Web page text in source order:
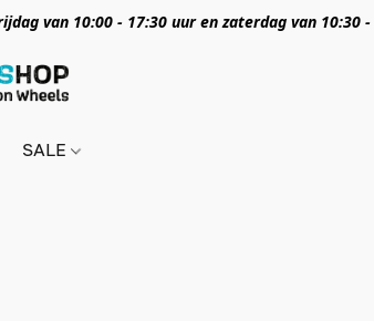
van 10:00 - 17:30 uur en zaterdag van 10:30
SALE